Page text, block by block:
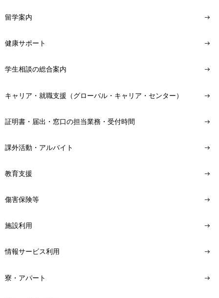
留学案内
健康サポート
学生相談の総合案内
キャリア・就職支援（グローバル・キャリア・センター）
証明書・届出・窓口の担当業務・受付時間
課外活動・アルバイト
教育支援
傷害保険等
施設利用
情報サービス利用
寮・アパート